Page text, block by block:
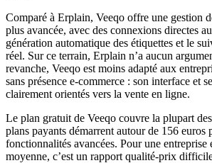
Comparé à Erplain, Veeqo offre une gestion
plus avancée, avec des connexions directes
génération automatique des étiquettes et le
réel. Sur ce terrain, Erplain n’a aucun
revanche, Veeqo est moins adapté aux
sans présence e-commerce : son interface et
clairement orientés vers la vente en ligne.
Le plan gratuit de Veeqo couvre la plupart
plans payants démarrent autour de 156 euros
fonctionnalités avancées. Pour une entreprise
moyenne, c’est un rapport qualité-prix